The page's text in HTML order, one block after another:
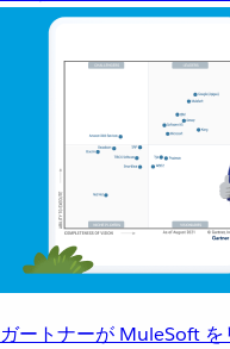
ガートナーが MuleSoft